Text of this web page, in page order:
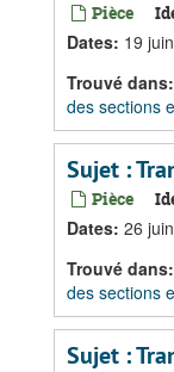
Pièce
Dates: 19
Trouvé dans:
des sections
Sujet :
Pièce
Dates: 26
Trouvé dans:
des sections
Sujet :